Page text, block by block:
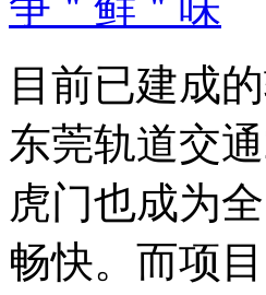
目前已建成
东莞轨道交
虎门也成为
畅快。而项